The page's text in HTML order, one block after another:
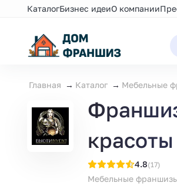
КаталогБизнес идеиО компании
Главная Каталог Мебельные
красоты
4.8(17)
Мебельные